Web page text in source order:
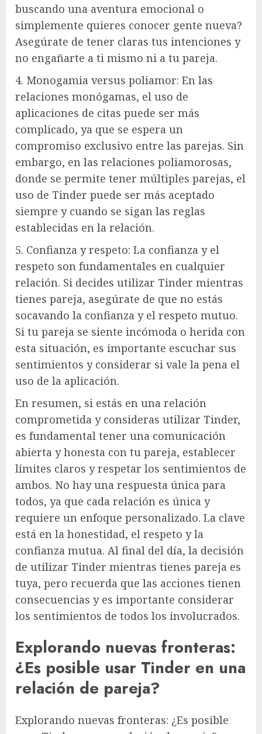
buscando una aventura emocional o
simplemente quieres conocer gente nueva?
Asegúrate de tener claras tus intenciones y
no engañarte a ti mismo ni a tu pareja.
4. Monogamia versus poliamor: En las
relaciones monógamas, el uso de
aplicaciones de citas puede ser más
complicado, ya que se espera un
compromiso exclusivo entre las parejas. Sin
embargo, en las relaciones poliamorosas,
donde se permite tener múltiples parejas, el
uso de Tinder puede ser más aceptado
siempre y cuando se sigan las reglas
establecidas en la relación.
5. Confianza y respeto: La confianza y el
respeto son fundamentales en cualquier
relación. Si decides utilizar Tinder mientras
tienes pareja, asegúrate de que no estás
socavando la confianza y el respeto mutuo.
Si tu pareja se siente incómoda o herida con
esta situación, es importante escuchar sus
sentimientos y considerar si vale la pena el
uso de la aplicación.
En resumen, si estás en una relación
comprometida y consideras utilizar Tinder,
es fundamental tener una comunicación
abierta y honesta con tu pareja, establecer
límites claros y respetar los sentimientos de
ambos. No hay una respuesta única para
todos, ya que cada relación es única y
requiere un enfoque personalizado. La clave
está en la honestidad, el respeto y la
confianza mutua. Al final del día, la decisión
de utilizar Tinder mientras tienes pareja es
tuya, pero recuerda que las acciones tienen
consecuencias y es importante considerar
los sentimientos de todos los involucrados.
Explorando nuevas fronteras:
¿Es posible usar Tinder en una
relación de pareja?
Explorando nuevas fronteras: ¿Es posible